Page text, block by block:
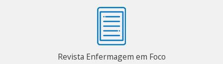
Revista Enfermagem em Foco